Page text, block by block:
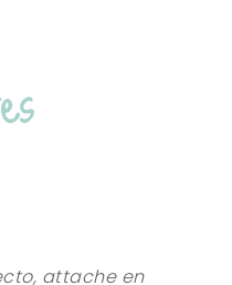
attache en